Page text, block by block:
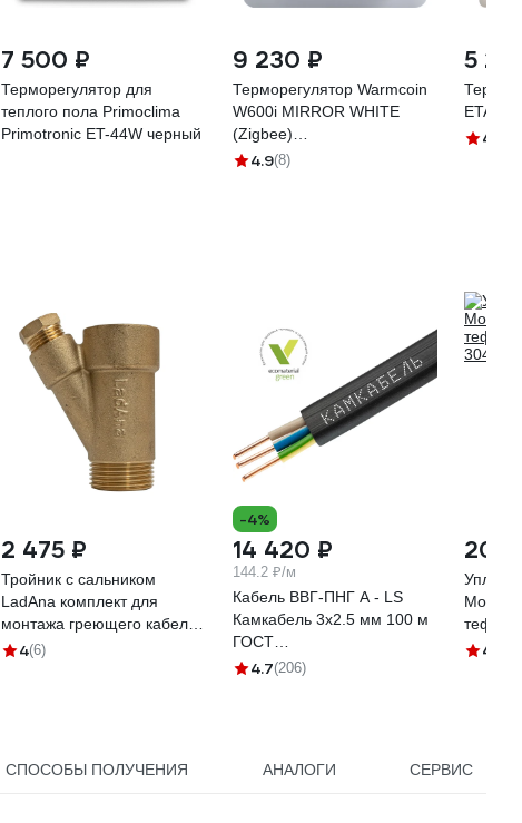
7 500 ₽
Терморегулятор для
теплого пола Primoclima
Primotronic ET-44W черный
9 230 ₽
Терморегулятор Warmcoin
W600i MIRROR WHITE
(Zigbee)
W_600_Zig_MirWh_
4.9(8)
5
ETA-
4.5
2 475 ₽
Тройник с сальником
LadAna комплект для
монтажа греющего кабеля
внутрь трубы 010206003
4(6)
-4%
14 420 ₽
144.2 ₽/м
Кабель ВВГ-ПНГ А - LS
Камкабель 3x2.5 мм 100 м
ГОСТ
1157К30HG00070А0100М
4.7(206)
207
4.8
СПОСОБЫ ПОЛУЧЕНИЯ АНАЛОГИ СЕРВИС